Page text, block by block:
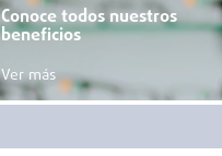
Conoce todos nuestros
beneficios
Ver más